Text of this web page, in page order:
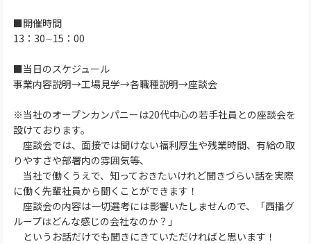
■開催時間
13：30∼15：00
■当日のスケジュール
事業内容説明→工場見学→各職種説明→座談会
※当社のオープンカンパニーは20代中心の若手社員との座談会を
設けております。
座談会では、面接では聞けない福利厚生や残業時間、有給の取
りやすさや部署内の雰囲気等、
当社で働くうえで、知っておきたいけれど聞きづらい話を実際
に働く先輩社員から聞くことができます！
座談会の内容は一切選考には影響いたしませんので、「西播グ
ループはどんな感じの会社なのか？」
というお話だけでも聞きにきていただければと思います！